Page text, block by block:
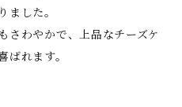
ました。
さわやかで、上品なチーズケ
れます。